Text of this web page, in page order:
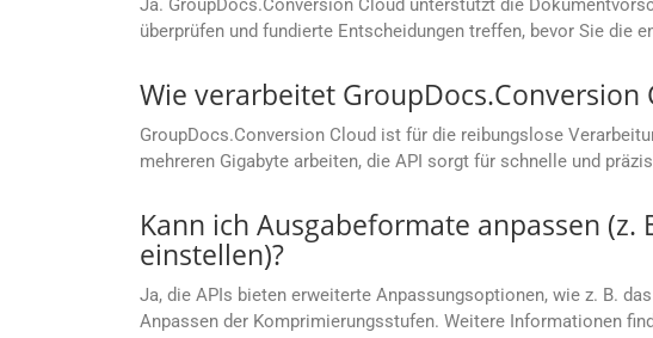
Ja. GroupDocs.Conversion Cloud unterstützt die
überprüfen und fundierte Entscheidungen treffen, bevor Sie die
Wie verarbeitet
GroupDocs.Conversion Cloud ist für die reibungslose
mehreren Gigabyte arbeiten, die API sorgt für schnelle und
Kann ich Ausgabeformate anpassen
einstellen)?
Ja, die APIs bieten erweiterte Anpassungsoptionen, wie z. B.
Anpassen der Komprimierungsstufen. Weitere Informationen